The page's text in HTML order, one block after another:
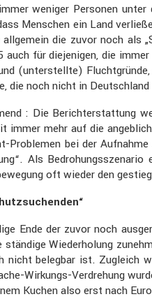
weniger Personen
Menschen ein Land
die zuvor noch als
für dieje­nigen, die
(unter­stellte)
noch nicht in
: Die Bericht­erstat­tung
mehr auf die
bei der
Als
oft wieder den
Ende der zuvor noch
Wieder­ho­lung
belegbar ist. Zugleich
Wirkungs-Verdre­hung
Kuchen also erst nach